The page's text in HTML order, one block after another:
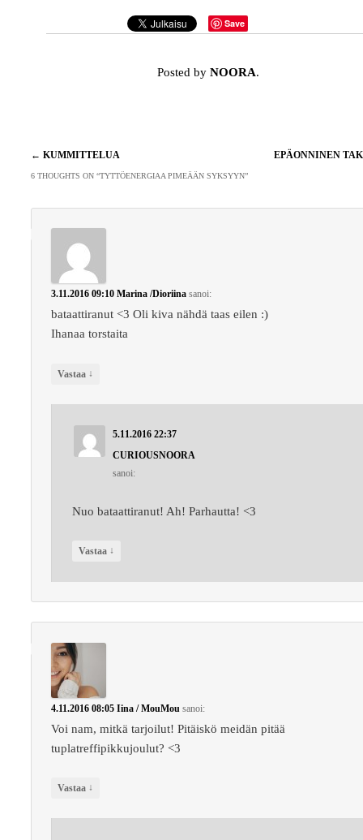
Save
Posted byNOORA.
Artikkelien
selaus
← KUMMITTELUA EPÄONNINEN
6 THOUGHTS ON “TYTTÖENERGIAA PIMEÄÄN SYKSYYN”
3.11.2016 09:10 Marina /Dioriina sanoi:
bataattiranut <3 Oli kiva nähdä taas eilen :)
Ihanaa torstaita
Vastaa ↓
5.11.2016 22:37
CURIOUSNOORA
sanoi:
Nuo bataattiranut! Ah! Parhautta! <3
Vastaa ↓
4.11.2016 08:05 Iina / MouMou sanoi:
Voi nam, mitkä tarjoilut! Pitäiskö meidän pitää
tuplatreffipikkujoulut? <3
Vastaa ↓